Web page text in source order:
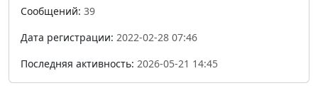
Сообщений: 39
Дата регистрации: 2022-02-28 07:46
Последняя активность: 2026-05-21 14:45